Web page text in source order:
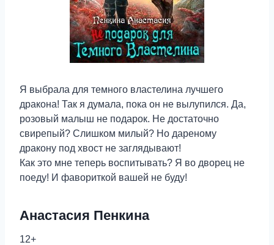
Я выбрала для темного властелина лучшего
дракона! Так я думала, пока он не вылупился. Да,
розовый малыш не подарок. Не достаточно
свирепый? Слишком милый? Но дареному
дракону под хвост не заглядывают!
Как это мне теперь воспитывать? Я во дворец не
поеду! И фавориткой вашей не буду!
Анастасия Пенкина
12+